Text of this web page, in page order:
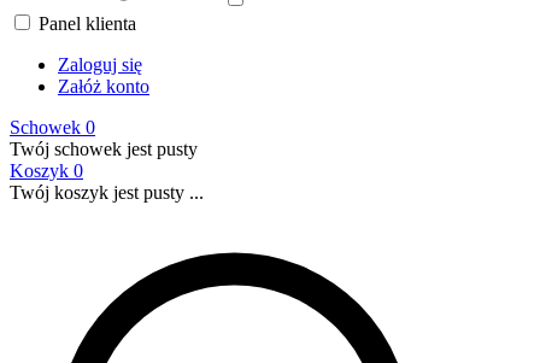
Panel klienta
Zaloguj się
Załóż konto
Schowek 0
Twój schowek jest pusty
Koszyk 0
Twój koszyk jest pusty ...